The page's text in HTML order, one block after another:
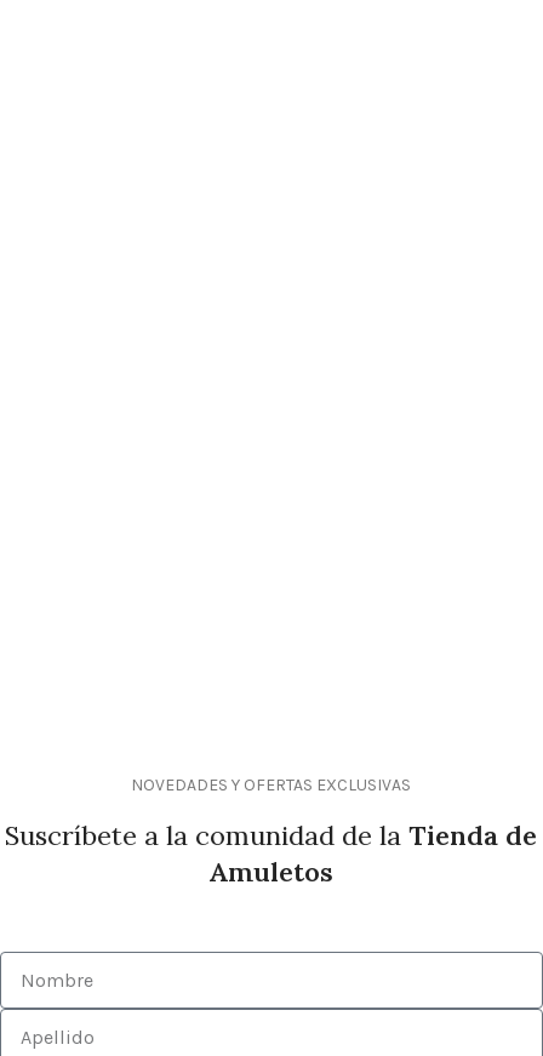
NOVEDADES Y OFERTAS EXCLUSIVAS
Suscríbete a la comunidad de laTienda de
Amuletos